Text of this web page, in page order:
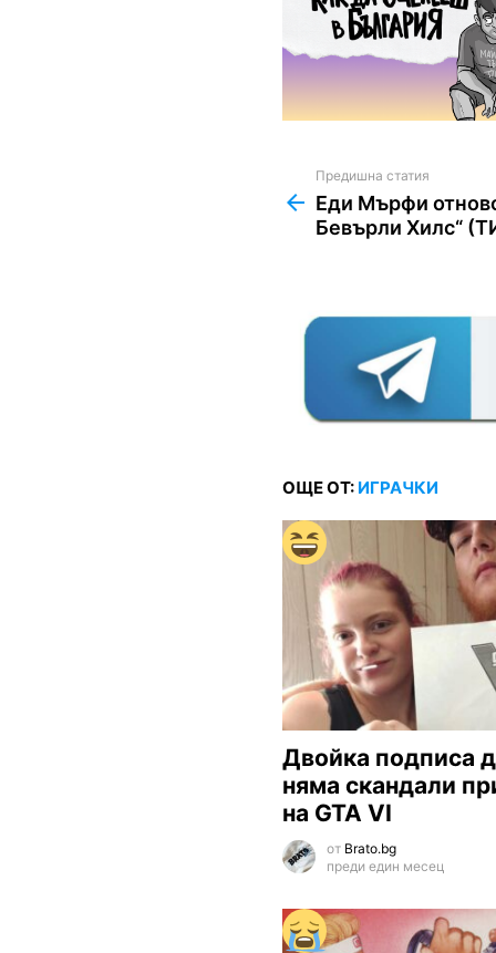
more
Предишна статия
Еди Мърфи
Бевърли Хилс“
ОЩЕ ОТ: ИГРАЧКИ
Двойка подписа
няма скандали
на GTA VI
от Brato.bg
преди един месец